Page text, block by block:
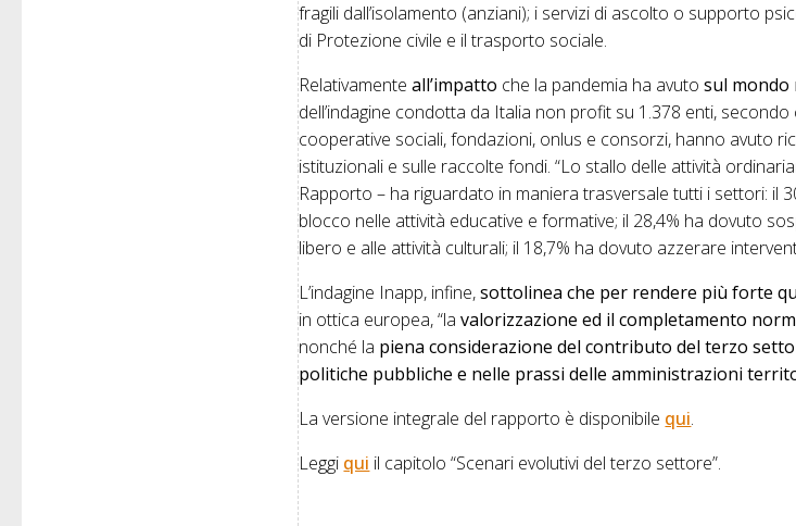
fragili dall’isolamento (anziani); i servizi di ascolto o supporto
di Protezione civile e il trasporto sociale.
Relativamenteall’impatto che la pandemia ha avutosul
dell’indagine condotta da Italia non profit su 1.378 enti,
cooperative sociali, fondazioni, onlus e consorzi, hanno avuto
istituzionali e sulle raccolte fondi. “Lo stallo delle attività
Rapporto – ha riguardato in maniera trasversale tutti i settori: il
blocco nelle attività educative e formative; il 28,4% ha dovuto
libero e alle attività culturali; il 18,7% ha dovuto azzerare
L’indagine Inapp, infine,sottolinea che per rendere più forte
in ottica europea, “lavalorizzazione ed il completamento
nonché la piena considerazione del contributo del terzo
politiche pubbliche e nelle prassi delle amministrazioni
La versione integrale del rapporto è disponibile qui.
Leggi qui il capitolo “Scenari evolutivi del terzo settore”.